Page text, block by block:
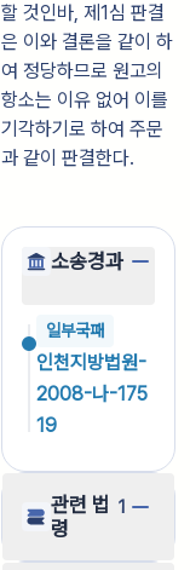
할 것인바, 제1심 판결
은 이와 결론을 같이 하
여 정당하므로 원고의
항소는 이유 없어 이를
기각하기로 하여 주문
과 같이 판결한다.
소송경과
일부국패
인천지방법원-
2008-나-175
19
관련 법
령
1